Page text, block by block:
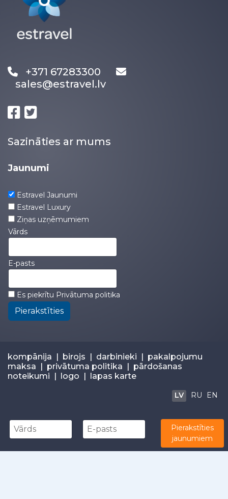
Pierakstīties
jaunumiem
+371 67283300
sales@estravel.lv
Sazināties ar mums
Jaunumi
Estravel Jaunumi
Estravel Luxury
Ziņas uzņēmumiem
Vārds
E-pasts
Es piekrītu Privātuma politika
Pierakstīties
kompānija | birojs | darbinieki | pakalpojumu
maksa | privātuma politika | pārdošanas
noteikumi | logo | lapas karte
LV RU EN
© 2026Estravel+371 67283300 |info@estravel.lv
Independently owned and operated by Estravel Latvia